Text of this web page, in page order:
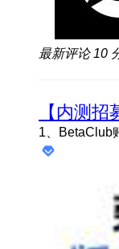
最新评论 10
【内测